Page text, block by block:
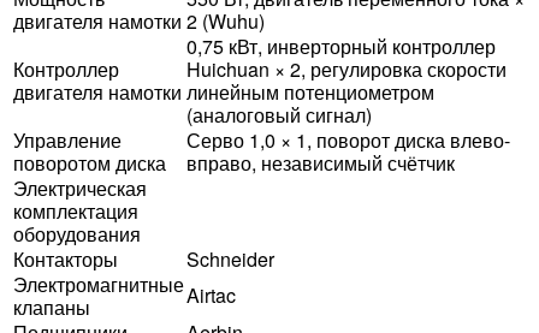
двигателя намотки 2 (Wuhu)
Контроллер
двигателя намотки
0,75 кВт, инверторный контроллер
Huichuan × 2, регулировка скорости
линейным потенциометром
(аналоговый сигнал)
Управление
поворотом диска
Серво 1,0 × 1, поворот диска влево-
вправо, независимый счётчик
Электрическая
комплектация
оборудования
Контакторы
Schneider
Электромагнитные
клапаны
Airtac